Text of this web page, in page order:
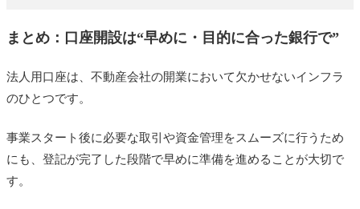
まとめ：口座開設は“早めに・目的に合った銀行で”
法人用口座は、不動産会社の開業において欠かせないインフラ
のひとつです。
事業スタート後に必要な取引や資金管理をスムーズに行うため
にも、登記が完了した段階で早めに準備を進めることが大切で
す。